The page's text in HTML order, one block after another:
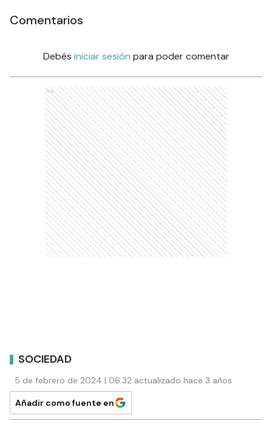
Comentarios
Debés iniciar sesión para poder comentar
Ads
SOCIEDAD
5 de febrero de 2024 | 06:32 actualizado hace 3 años
Añadir como fuente en